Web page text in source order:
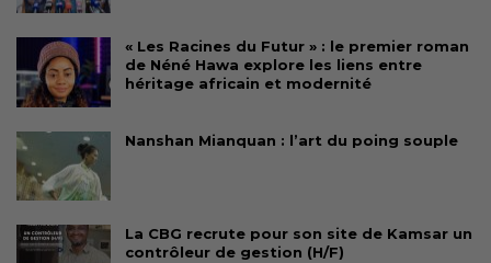
« Les Racines du Futur » : le premier roman
de Néné Hawa explore les liens entre
héritage africain et modernité
Nanshan Mianquan : l’art du poing souple
La CBG recrute pour son site de Kamsar un
contrôleur de gestion (H/F)